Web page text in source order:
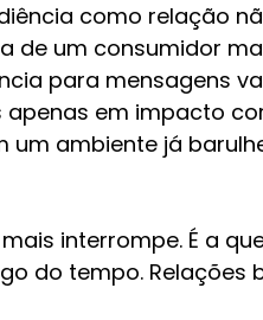
como relação
de um consumidor
para mensagens
em impacto
um ambiente já
interrompe. É a
do tempo. Relações